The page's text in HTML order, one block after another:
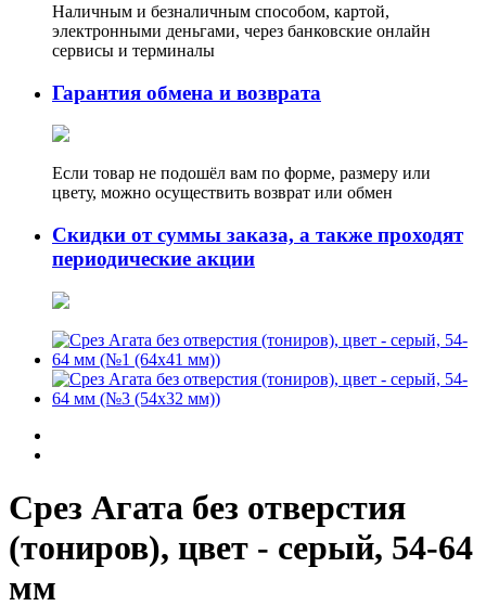
Наличным и безналичным способом, картой,
электронными деньгами, через банковские онлайн
сервисы и терминалы
Гарантия обмена и возврата
Если товар не подошёл вам по форме, размеру или
цвету, можно осуществить возврат или обмен
Скидки от суммы заказа, а также проходят
периодические акции
Срез Агата без отверстия
(тониров), цвет - серый, 54-64
мм